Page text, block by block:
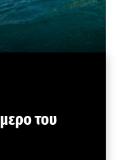
του